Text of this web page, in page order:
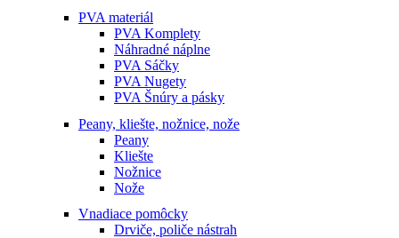
PVA materiál
PVA Komplety
Náhradné náplne
PVA Sáčky
PVA Nugety
PVA Šnúry a pásky
Peany, kliešte, nožnice, nože
Peany
Kliešte
Nožnice
Nože
Vnadiace pomôcky
Drviče, poliče nástrah